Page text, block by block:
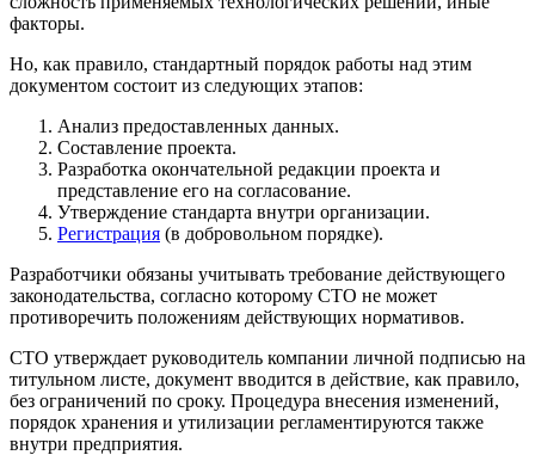
факторы.
Но, как правило, стандартный порядок работы над этим
документом состоит из следующих этапов:
Анализ предоставленных данных.
Составление проекта.
Разработка окончательной редакции проекта и
представление его на согласование.
Утверждение стандарта внутри организации.
Регистрация (в добровольном порядке).
Разработчики обязаны учитывать требование действующего
законодательства, согласно которому СТО не может
противоречить положениям действующих нормативов.
СТО утверждает руководитель компании личной подписью на
титульном листе, документ вводится в действие, как правило,
без ограничений по сроку. Процедура внесения изменений,
порядок хранения и утилизации регламентируются также
внутри предприятия.